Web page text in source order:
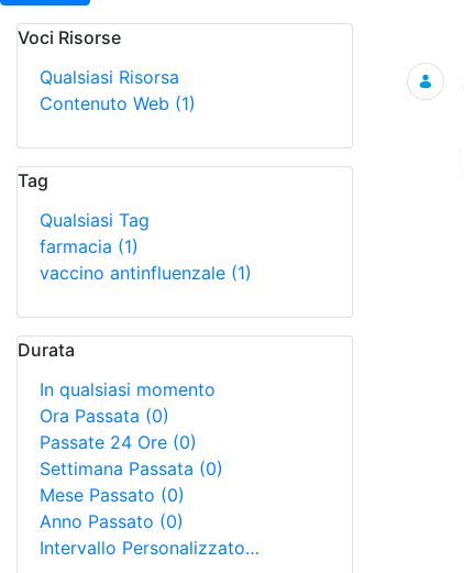
Voci Risorse
Qualsiasi Risorsa
Contenuto Web (1)
Tag
Qualsiasi Tag
farmacia (1)
vaccino antinfluenzale (1)
Durata
In qualsiasi momento
Ora Passata (0)
Passate 24 Ore (0)
Settimana Passata (0)
Mese Passato (0)
Anno Passato (0)
Intervallo Personalizzato…
Ricerca